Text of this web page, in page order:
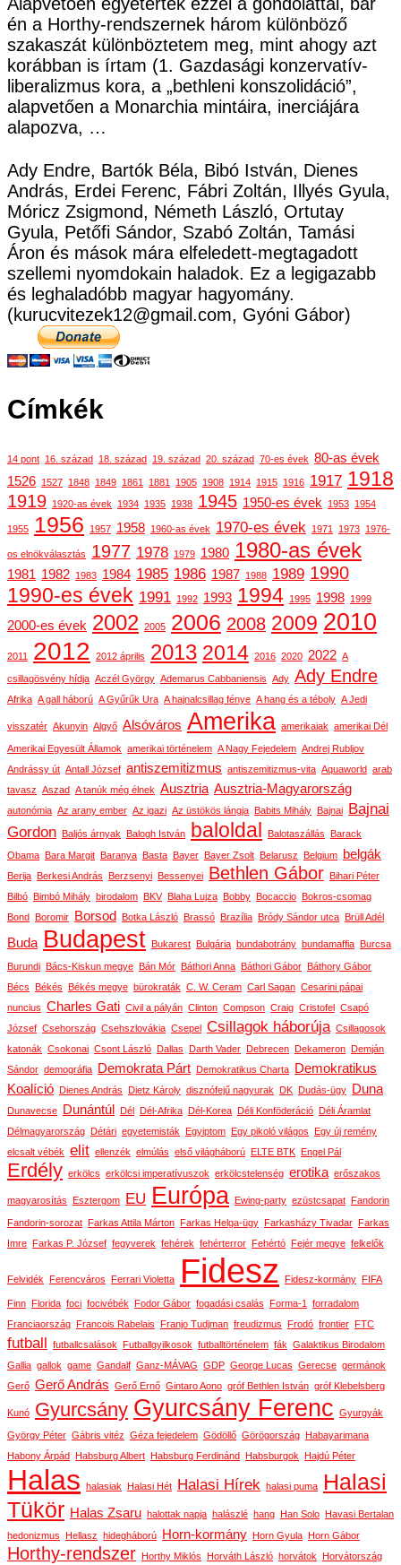
én a Horthy-rendszernek három különböző
szakaszát különböztetem meg, mint ahogy azt
korábban is írtam (1. Gazdasági konzervatív-
liberalizmus kora, a „bethleni konszolidáció”,
alapvetően a Monarchia mintáira, inerciájára
alapozva, …
Ady Endre, Bartók Béla, Bibó István, Dienes
András, Erdei Ferenc, Fábri Zoltán, Illyés Gyula,
Móricz Zsigmond, Németh László, Ortutay
Gyula, Petőfi Sándor, Szabó Zoltán, Tamási
Áron és mások mára elfeledett-megtagadott
szellemi nyomdokain haladok. Ez a legigazabb
és leghaladóbb magyar hagyomány.
(kurucvitezek12@gmail.com, Gyóni Gábor)
Címkék
14 pont 16. század 18. század 19. század 20. század 70-es évek 80-as évek
1526 1527 1848 1849 1861 1881 1905 1908 1914 1915 1916 1917 1918
1919 1920-as évek 1934 1935 1938 1945 1950-es évek 1953 1954
1955 1956 1957 1958 1960-as évek 1970-es évek 1971 1973 1976-
os elnökválasztás 1977 1978 1979 1980 1980-as évek
1981 1982 1983 1984 1985 1986 1987 1988 1989 1990
1990-es évek 1991 1992 1993 1994 1995 1998 1999
2000-es évek 2002 2005 2006 2008 2009 2010
2011 2012 2012 április 2013 2014 2016 2020 2022 A
csillagösvény hídja Aczél György Ademarus Cabbaniensis Ady Ady Endre
Afrika A gall háború A Gyűrűk Ura A hajnalcsillag fénye A hang és a téboly A Jedi
visszatér Akunyin Algyő Alsóváros Amerika amerikaiak amerikai Dél
Amerikai Egyesült Államok amerikai történelem A Nagy Fejedelem Andrej Rubljov
Andrássy út Antall József antiszemitizmus antiszemitizmus-vita Aquaworld arab
tavasz Aszad A tanúk még élnek Ausztria Ausztria-Magyarország
autonómia Az arany ember Az igazi Az üstökös lángja Babits Mihály Bajnai Bajnai
Gordon
Baljós árnyak Balogh István baloldal Balotaszállás
Barack
Obama
Bara Margit Baranya Basta Bayer Bayer Zsolt Belarusz Belgium belgák
Berija Berkesi András Berzsenyi Bessenyei Bethlen Gábor
Bihari Péter
Bilbó
Bimbó Mihály birodalom BKV Blaha Lujza Bobby Bocaccio
Bokros-csomag
Bond
Boromir Borsod Botka László Brassó Brazília Bródy Sándor utca Brüll Adél
Buda Budapest Bukarest Bulgária bundabotrány bundamaffia Burcsa
Burundi Bács-Kiskun megye Bán Mór Báthori Anna Báthori Gábor
Báthory Gábor
Bécs
Békés Békés megye bürokraták C. W. Ceram Carl Sagan Cesarini pápai
nuncius Charles Gati Civil a pályán Clinton Compson Craig Cristofel
Csapó
József Csehország Csehszlovákia Csepel Csillagok háborúja Csillagosok
katonák Csokonai Csont László Dallas Darth Vader Debrecen Dekameron
Demján
Sándor demográfia Demokrata Párt Demokratikus Charta
Demokratikus
Koalíció
Dienes András Dietz Károly disznófejű nagyurak DK Dudás-ügy Duna
Dunavecse Dunántúl Dél Dél-Afrika Dél-Korea Déli Konföderáció
Déli Áramlat
Délmagyarország
Détári egyetemisták Egyiptom Egy pikoló világos
Egy új remény
elcsalt vébék elit ellenzék elmúlás első világháború ELTE BTK Engel Pál
Erdély erkölcs erkölcsi imperatívuszok erkölcstelenség erotika erőszakos
magyarosítás Esztergom EU Európa Ewing-party ezüstcsapat Fandorin
Fandorin-sorozat Farkas Attila Márton Farkas Helga-ügy Farkasházy Tivadar
Farkas
Imre
Farkas P. József fegyverek fehérek fehérterror Fehértó Fejér megye felkelők
Felvidék Ferencváros Ferrari Violetta Fidesz Fidesz-kormány FIFA
Finn Florida foci focivébék Fodor Gábor fogadási csalás Forma-1 forradalom
Franciaország
Francois Rabelais Franjo Tudjman freudizmus Frodó frontier FTC
futball futballcsalások Futballgyilkosok futballtörténelem fák Galaktikus Birodalom
Gallia gallok game Gandalf Ganz-MÁVAG GDP George Lucas Gerecse germánok
Gerő Gerő András Gerő Ernő Gintaro Aono gróf Bethlen István gróf Klebelsberg
Kunó Gyurcsány Gyurcsány Ferenc Gyurgyák
György Péter Gábris vitéz Géza fejedelem Gödöllő Görögország
Habayarimana
Habony Árpád
Habsburg Albert Habsburg Ferdinánd Habsburgok Hajdú Péter
Halas halasiak Halasi Hét Halasi Hírek halasi puma
Halasi
Tükör Halas Zsaru halottak napja halászlé hang Han Solo
Havasi Bertalan
hedonizmus
Hellasz hidegháború Horn-kormány Horn Gyula Horn Gábor
Horthy-rendszer Horthy Miklós Horváth László horvátok
Horvátország